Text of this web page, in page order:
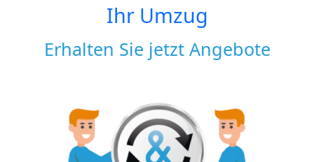
Ihr Umzug
Erhalten Sie jetzt Angebote